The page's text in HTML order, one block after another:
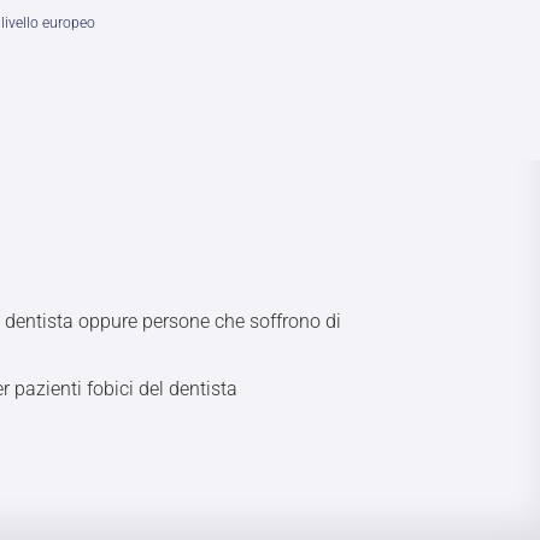
europeo
oppure persone che soffrono di
pazienti fobici del dentista